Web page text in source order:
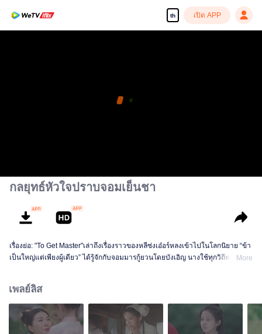
th เปิด APP
กลยุทธ์หัวใจปราบจอมเย็นชา
เรื่องย่อ: "To Get Master"เล่าถึงเรื่องราวของหลีซ่งเอ๋อร์หลงเข้าไปในโลกนิยาย “ข้า
เป็นใหญ่แต่เพียงผู้เดียว” ได้รู้จักกับจอมมารกู้ยวนโดยบังเอิญ นางใช้ทุกวิถีทางหนีMore
เพลย์ลิส